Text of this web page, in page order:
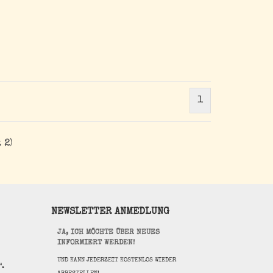
1
2)
NEWSLETTER ANMEDLUNG
JA, ICH MÖCHTE ÜBER NEUES
INFORMIERT WERDEN!
UND KANN JEDERZEIT KOSTENLOS WIEDER